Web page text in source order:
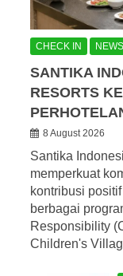
CHECK IN NEWS
SANTIKA
RESORTS
8 August 2026
Santika
memperkuat
kontribusi
berbagai
Responsibility
Children's